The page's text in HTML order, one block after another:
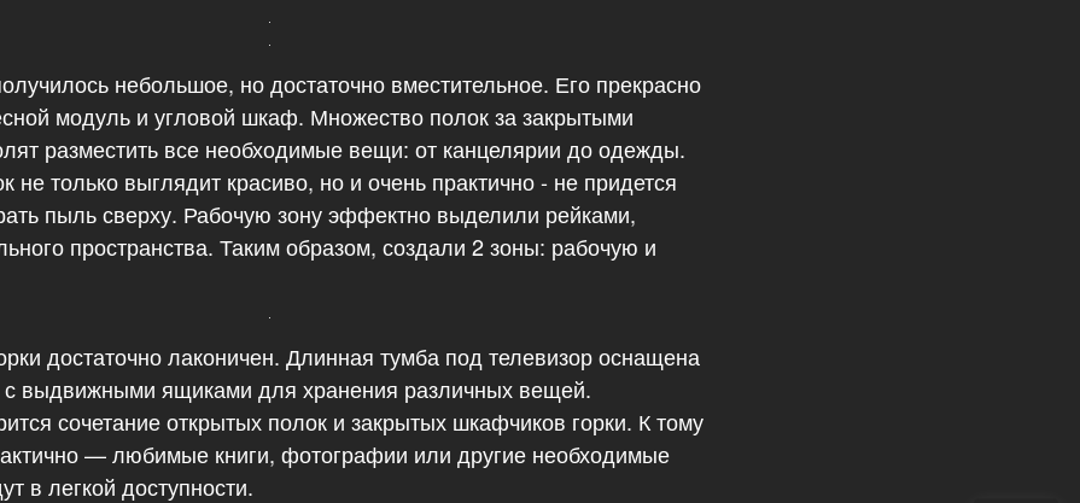
небольшое, но достаточно вместительное. Его прекрасно
модуль и угловой шкаф. Множество полок за закрытыми
разместить все необходимые вещи: от канцелярии до одежды.
не только выглядит красиво, но и очень практично - не придется
пыль сверху. Рабочую зону эффектно выделили рейками,
пространства. Таким образом, создали 2 зоны: рабочую и
достаточно лаконичен. Длинная тумба под телевизор оснащена
с выдвижными ящиками для хранения различных вещей.
сочетание открытых полок и закрытых шкафчиков горки. К тому
— любимые книги, фотографии или другие необходимые
в легкой доступности.